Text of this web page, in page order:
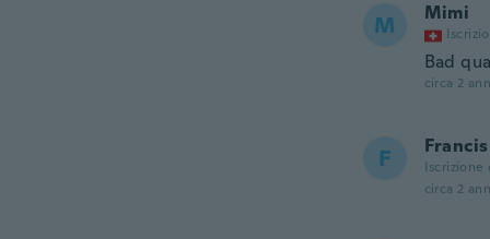
M Mimi
Bad
circa 2
F Francis
Iscrizione
circa 2